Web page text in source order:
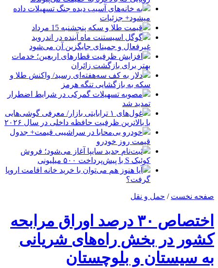
به خانه‌های آسیب دیده جنگ تسهیلات داده
میشود+ جزئیات
قیمت طلا و سکه پنجشنبه 15 مرداد
گوگل اسیستنت ماه آینده در اندروید
غیرفعال و جمینای جایگزین آن می‌شود
افزایش ظرفیت قطارهای اربعین؛ خدمات
بهتر برای بازگشت زائران
دلار به کف سه‌هفته‌ای رسید/ واکنش طلا و
سکه به بازگشایی تنگه هرمز
مصوبه تسهیلات گمرکی در شرایط اضطرار
تمدید شد
غول‌های ۱ ترابایتی بازار/ معرفی گوشی‌هایی
با بالاترین ظرفیت حافظه داخلی در سال ۲۰۲۶
خودرو بی‌محابا در سراشیبی قیمت+ جدول
قیمت روز خودرو
ثبت‌نام جدید سایپا آغاز می‌شود؛ فروش
کوئیک S با پیش‌پرداخت ۵۰۰ میلیونی
آیا هنوز هم می‌توان با خرید خانه اقامت اروپا
گرفت؟
صفحه نخست / حمل و نقل
اختصاص ۳۰ درصد اوراق مرابحه
کشور در بخش راه‌های شریانی
به سیستان و بلوچستان